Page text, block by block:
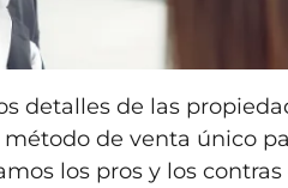
detalles de las
de venta único
los pros y los